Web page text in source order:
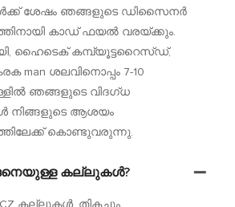
ശേഷം ഞങ്ങളുടെ ഡിസൈനർ
കാഡ് ഫയൽ വരയ്ക്കും.
ഹൈടെക് കമ്പ്യൂട്ടറൈസ്ഡ്,
man ശലവിനൊപ്പം 7-10
ഞങ്ങളുടെ വിദഗ്ധ
നിങ്ങളുടെ ആശയം
കൊണ്ടുവരുന്നു.
കല്ലുകൾ?
കല്ലുകൾ, തികച്ചും